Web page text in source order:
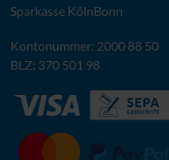
Sparkasse KölnBonn
Kontonummer: 2000 88 50
BLZ: 370 501 98